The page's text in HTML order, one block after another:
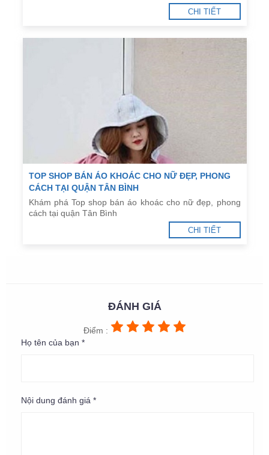
CHI TIẾT
TOP SHOP BÁN ÁO KHOÁC CHO NỮ ĐẸP, PHONG
CÁCH TẠI QUẬN TÂN BÌNH
Khám phá Top shop bán áo khoác cho nữ đẹp, phong
cách tại quận Tân Bình
CHI TIẾT
ĐÁNH GIÁ
Điểm :
Họ tên của bạn *
Nội dung đánh giá *